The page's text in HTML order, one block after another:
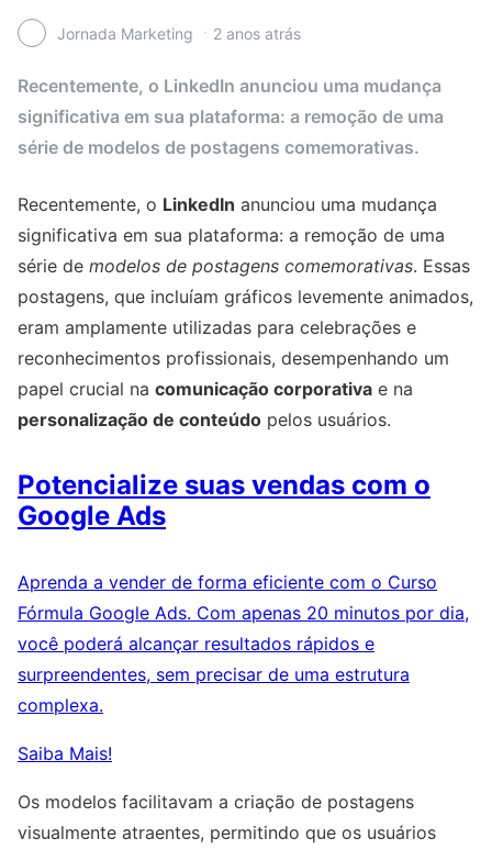
Jornada Marketing 2 anos atrás
Recentemente, o LinkedIn anunciou uma mudança
significativa em sua plataforma: a remoção de uma
série de modelos de postagens comemorativas.
Recentemente, o LinkedIn anunciou uma mudança
significativa em sua plataforma: a remoção de uma
série de modelos de postagens comemorativas. Essas
postagens, que incluíam gráficos levemente animados,
eram amplamente utilizadas para celebrações e
reconhecimentos profissionais, desempenhando um
papel crucial na comunicação corporativa e na
personalização de conteúdo pelos usuários.
Potencialize suas vendas com o
Google Ads
Aprenda a vender de forma eficiente com o Curso
Fórmula Google Ads. Com apenas 20 minutos por dia,
você poderá alcançar resultados rápidos e
surpreendentes, sem precisar de uma estrutura
complexa.
Saiba Mais!
Os modelos facilitavam a criação de postagens
visualmente atraentes, permitindo que os usuários